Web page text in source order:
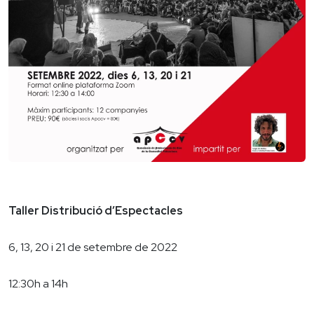
Taller Distribució d’Espectacles
6, 13, 20 i 21 de setembre de 2022
12:30h a 14h